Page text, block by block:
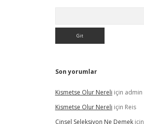
Son yorumlar
Kismetse Olur Nereli için admin
Kismetse Olur Nereli için Reis
Cinsel Seleksiyon Ne Demekiçin